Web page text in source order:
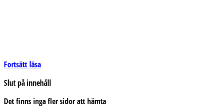
Fortsätt läsaTill
Slut på innehåll
Det finns inga fler sidor att hämta